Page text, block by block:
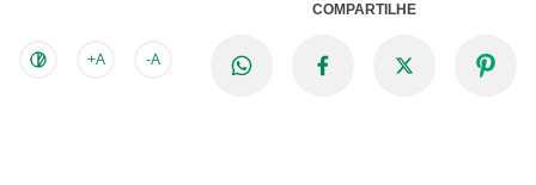
+A -A
COMPARTILHE